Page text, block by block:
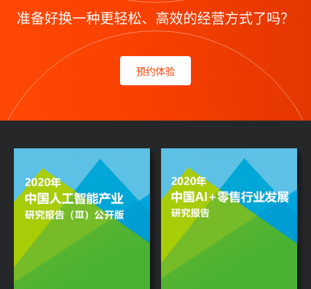
准备好换一种更轻松、高效的经营方式了吗？
预约体验